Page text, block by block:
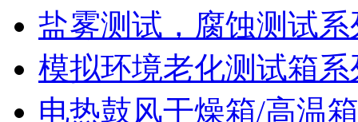
盐雾测试，腐蚀测试系
模拟环境老化测试箱系
电热鼓风干燥箱/高温箱